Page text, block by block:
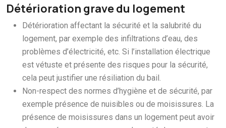
Détérioration grave du logement
Détérioration affectant la sécurité et la salubrité du
logement, par exemple des infiltrations d’eau, des
problèmes d’électricité, etc. Si l’installation électrique
est vétuste et présente des risques pour la sécurité,
cela peut justifier une résiliation du bail.
Non-respect des normes d’hygiène et de sécurité, par
exemple présence de nuisibles ou de moisissures. La
présence de moisissures dans un logement peut avoir